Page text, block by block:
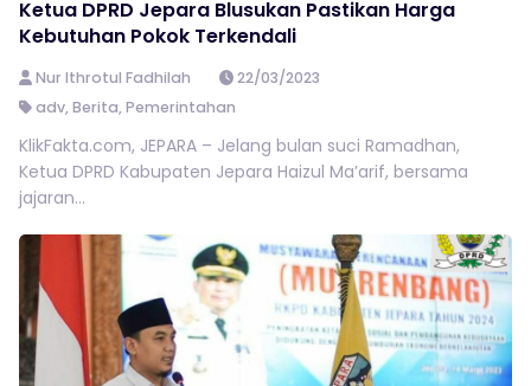
Ketua DPRD Jepara Blusukan Pastikan Harga
Kebutuhan Pokok Terkendali
Nur Ithrotul Fadhilah
22/03/2023
adv, Berita, Pemerintahan
KlikFakta.com, JEPARA – Jelang bulan suci Ramadhan,
Ketua DPRD Kabupaten Jepara Haizul Ma’arif, bersama
jajaran...